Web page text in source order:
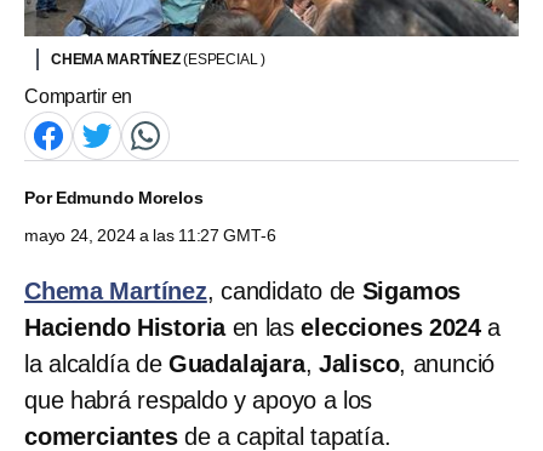
CHEMA MARTÍNEZ(ESPECIAL )
Compartir en
PorEdmundo Morelos
mayo 24, 2024 a las 11:27 GMT-6
Chema Martínez, candidato de Sigamos
Haciendo Historia en las elecciones 2024a
la alcaldía de Guadalajara, Jalisco, anunció
que habrá respaldo y apoyo a los
comerciantesde a capital tapatía.